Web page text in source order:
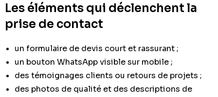
Les éléments qui déclenchent la
prise de contact
un formulaire de devis court et rassurant ;
un bouton WhatsApp visible sur mobile ;
des témoignages clients ou retours de projets ;
des photos de qualité et des descriptions de